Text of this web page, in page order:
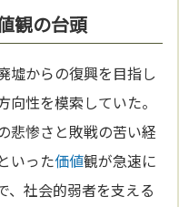
観の台頭
墟からの復興を目指し
向性を模索していた。
悲惨さと敗戦の苦い経
いった価値観が急速に
、社会的弱者を支える